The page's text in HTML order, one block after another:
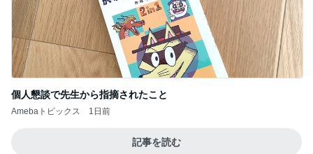
個人懇談で先生から指摘されたこと
Amebaトピックス 1日前
記事を読む